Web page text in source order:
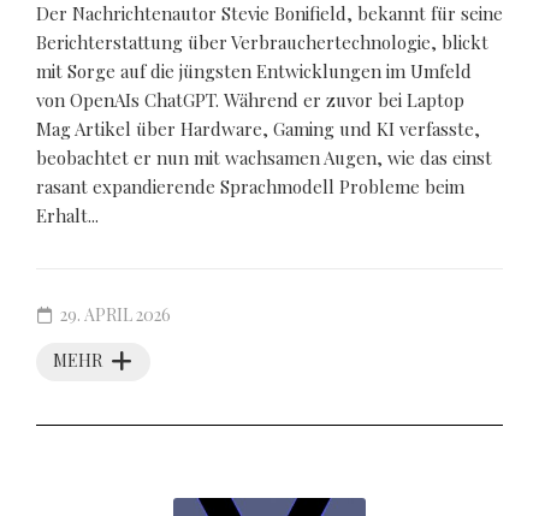
Der Nachrichtenautor Stevie Bonifield, bekannt für seine
Berichterstattung über Verbrauchertechnologie, blickt
mit Sorge auf die jüngsten Entwicklungen im Umfeld
von OpenAIs ChatGPT. Während er zuvor bei Laptop
Mag Artikel über Hardware, Gaming und KI verfasste,
beobachtet er nun mit wachsamen Augen, wie das einst
rasant expandierende Sprachmodell Probleme beim
Erhalt...
MEHR
29. APRIL 2026